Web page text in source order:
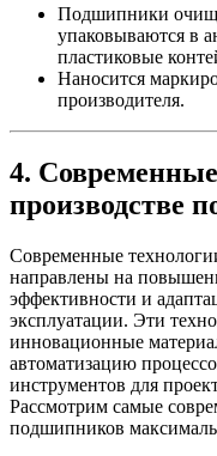
Подшипники
упаковываются в
пластиковые
Наносится
производителя.
4.
производстве
Современные
направлены на
эффективности и
эксплуатации. Эти
инновационные
автоматизацию
инструментов для
Рассмотрим самые
подшипников